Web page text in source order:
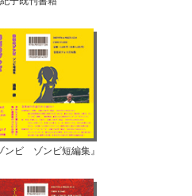
ンビ ゾンビ短編集』